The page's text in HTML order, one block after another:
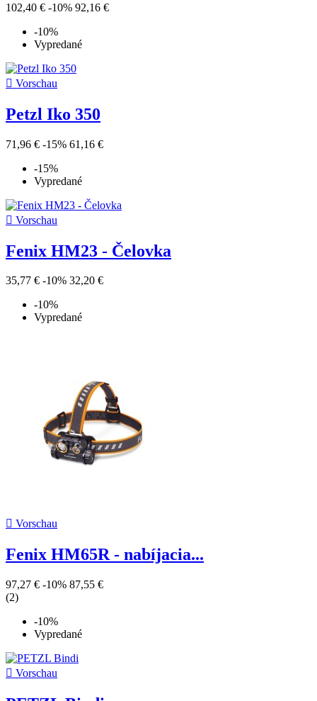
102,40 € -10% 92,16 €
-10%
Vypredané
 Vorschau
Petzl Iko 350
71,96 € -15% 61,16 €
-15%
Vypredané
 Vorschau
Fenix HM23 - Čelovka
35,77 € -10% 32,20 €
-10%
Vypredané
 Vorschau
Fenix HM65R - nabíjacia...
97,27 € -10% 87,55 €
(2)
-10%
Vypredané
 Vorschau